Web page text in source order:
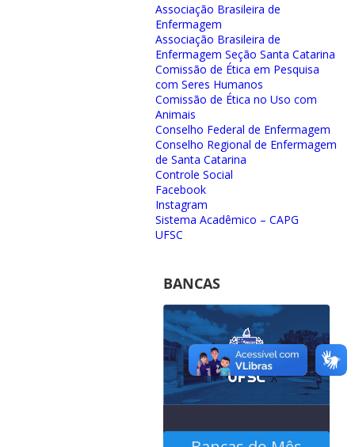
Associação Brasileira de
Enfermagem
Associação Brasileira de
Enfermagem Seção Santa Catarina
Comissão de Ética em Pesquisa
com Seres Humanos
Comissão de Ética no Uso com
Animais
Conselho Federal de Enfermagem
Conselho Regional de Enfermagem
de Santa Catarina
Controle Social
Facebook
Instagram
Sistema Acadêmico – CAPG
UFSC
BANCAS